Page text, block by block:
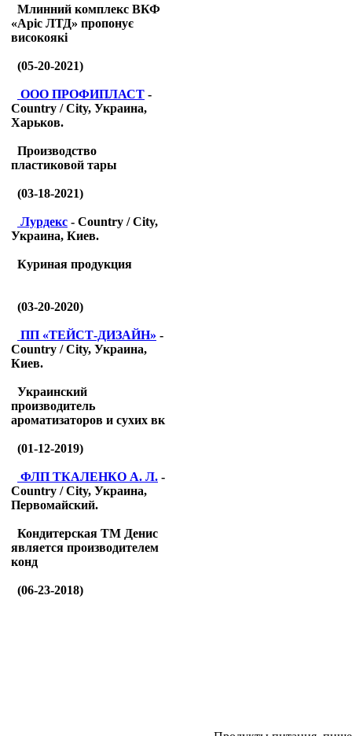
Млинний комплекс ВКФ
«Аріс ЛТД» пропонує
високоякі
(05-20-2021)
ООО ПРОФИПЛАСТ -
Country / City, Украина,
Харьков.
Производство
пластиковой тары
(03-18-2021)
Лурдекс - Country / City,
Украина, Киев.
Куриная продукция
(03-20-2020)
ПП «ТЕЙСТ-ДИЗАЙН» -
Country / City, Украина,
Киев.
Украинский
производитель
ароматизаторов и сухих вк
(01-12-2019)
ФЛП ТКАЛЕНКО А. Л. -
Country / City, Украина,
Первомайский.
Кондитерская ТМ Денис
является производителем
конд
(06-23-2018)